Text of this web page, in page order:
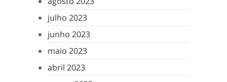
julho 2023
junho 2023
maio 2023
abril 2023